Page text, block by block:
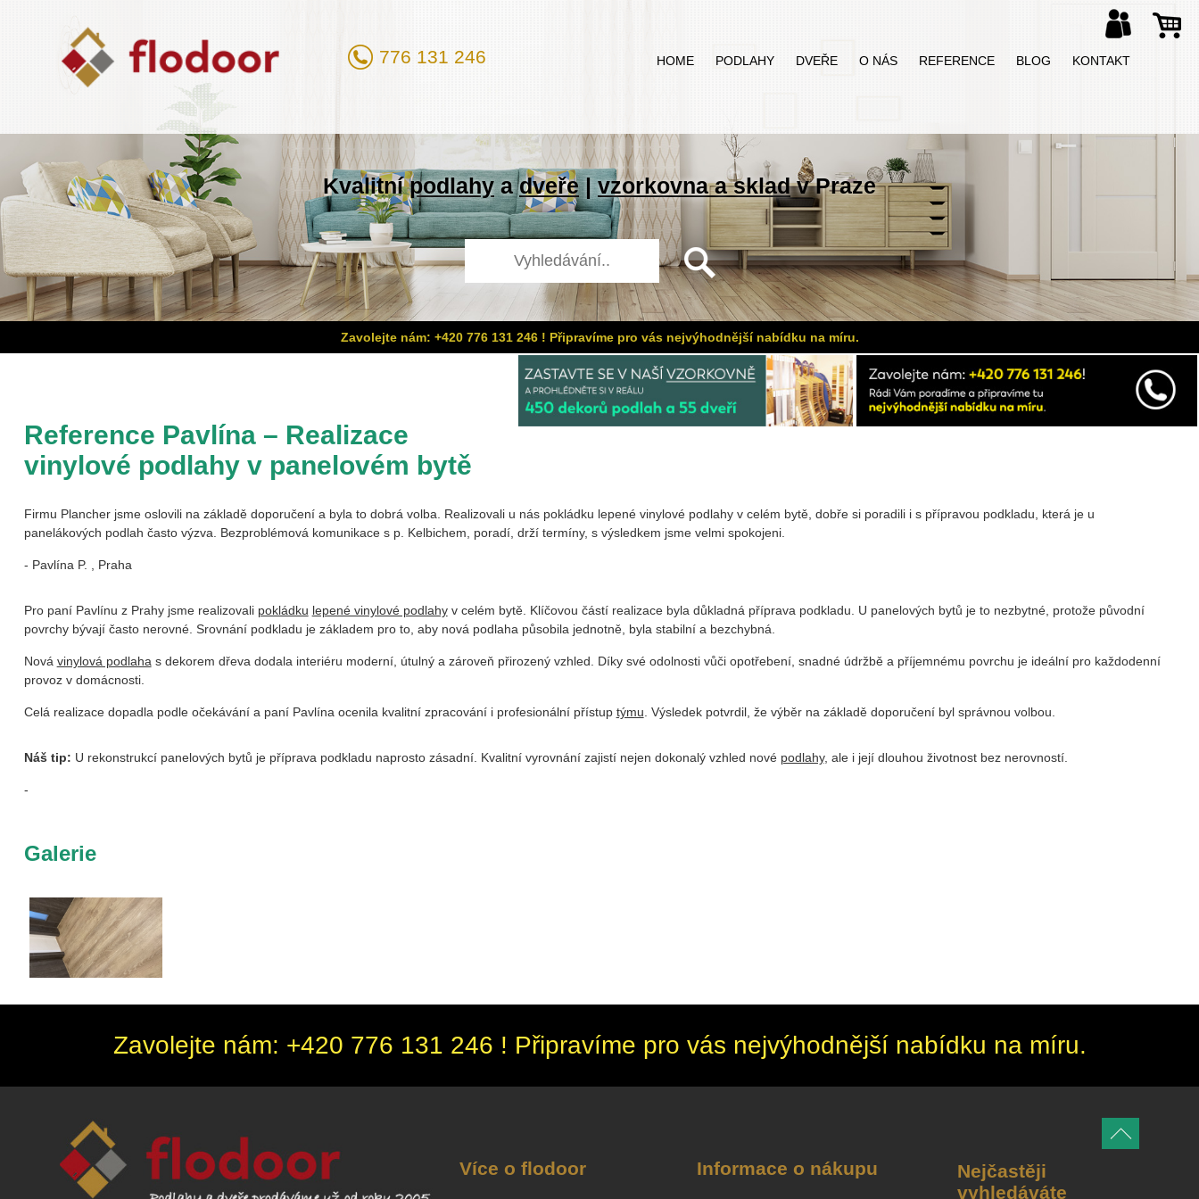
776 131 246 HOME PODLAHY DVEŘE O NÁS REFERENCE BLOG KONTAKT
Kvalitnípodlahyadveře|vzorkovna a skladv Praze
Zavolejte nám: +420 776 131 246 ! Připravíme pro vás nejvýhodnější nabídku na míru.
Reference Pavlína – Realizace
vinylové podlahy v panelovém bytě
Firmu Plancher jsme oslovili na základě doporučení a byla to dobrá volba. Realizovali u nás pokládku lepené vinylové podlahy v celém bytě, dobře si poradili i s přípravou podkladu, která je u
panelákových podlah často výzva. Bezproblémová komunikace s p. Kelbichem, poradí, drží termíny, s výsledkem jsme velmi spokojeni.
- Pavlína P. , Praha
Pro paní Pavlínu z Prahy jsme realizovali pokládku lepené vinylové podlahyv celém bytě. Klíčovou částí realizace byla důkladná příprava podkladu. U panelových bytů je to nezbytné, protože původní
povrchy bývají často nerovné. Srovnání podkladu je základem pro to, aby nová podlaha působila jednotně, byla stabilní a bezchybná.
Nová vinylová podlaha s dekorem dřeva dodala interiéru moderní, útulný a zároveň přirozený vzhled. Díky své odolnosti vůči opotřebení, snadné údržbě a příjemnému povrchu je ideální pro každodenní
provoz v domácnosti.
Celá realizace dopadla podle očekávání a paní Pavlína ocenila kvalitní zpracování i profesionální přístup týmu . Výsledek potvrdil, že výběr na základě doporučení byl správnou volbou.
Náš tip: U rekonstrukcí panelových bytů je příprava podkladu naprosto zásadní. Kvalitní vyrovnání zajistí nejen dokonalý vzhled nové podlahy, ale i její dlouhou životnost bez nerovností.
-
Galerie
Zavolejte nám: +420 776 131 246 ! Připravíme pro vás nejvýhodnější nabídku na míru.
Více o flodoor Informace o nákupu
Nejčastěji
vyhledáváte